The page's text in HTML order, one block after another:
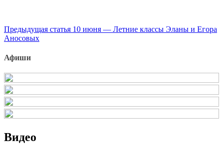
Продолжить
чтение
Предыдущая статья 10 июня — Летние классы Эланы и Егора
Аносовых
Афиши
Видео